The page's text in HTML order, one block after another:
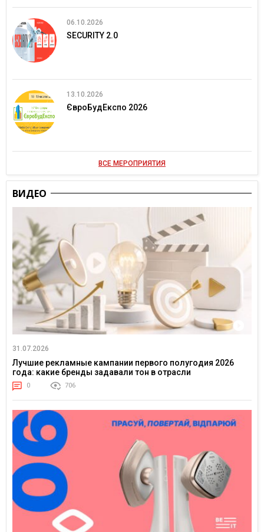
06.10.2026
SECURITY 2.0
13.10.2026
ЄвроБудЕкспо 2026
ВСЕ МЕРОПРИЯТИЯ
ВИДЕО
31.07.2026
Лучшие рекламные кампании первого полугодия 2026
года: какие бренды задавали тон в отрасли
0 706